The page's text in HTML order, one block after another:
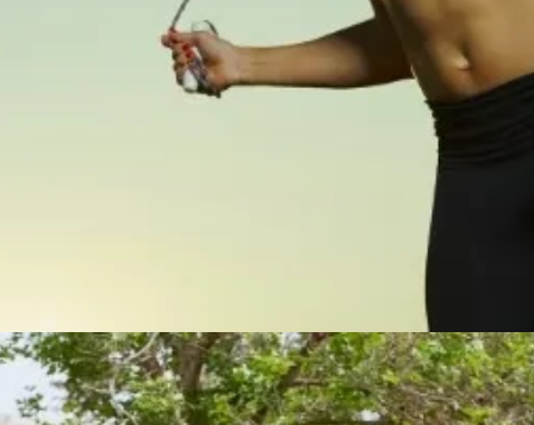
Đang mở https://susach.edu.vn/nhay-day-1000-cai-giup-giam-bao-nhieu-calo